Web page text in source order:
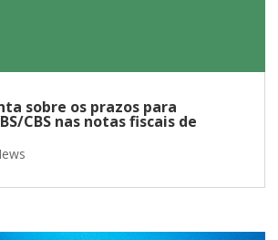
sobre os prazos para
CBS nas notas fiscais de